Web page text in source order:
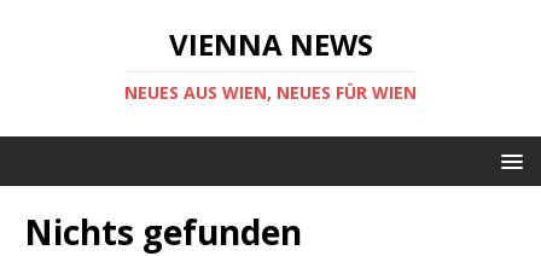
VIENNA NEWS
NEUES AUS WIEN, NEUES FÜR WIEN
Nichts gefunden